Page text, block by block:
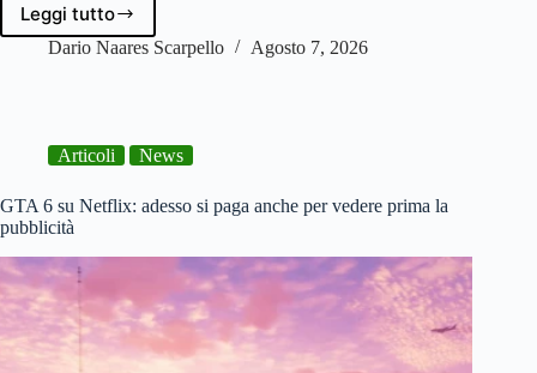
Leggi tutto
Mistfall
Hunter
era
Dario Naares Scarpello Agosto 7, 2026
Articoli News
GTA 6 su Netflix: adesso si paga anche per vedere prima la
pubblicità